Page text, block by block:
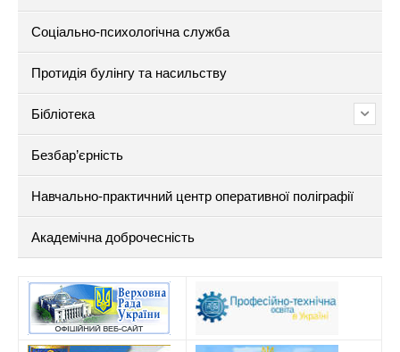
Соціально-психологічна служба
Протидія булінгу та насильству
Бібліотека
Безбар’єрність
Навчально-практичний центр оперативної поліграфії
Академічна доброчесність